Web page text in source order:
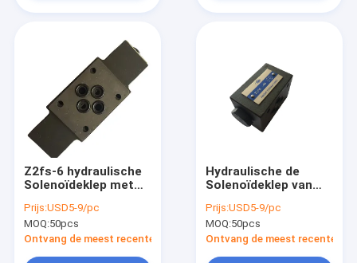
Z2fs-6 hydraulische
Solenoïdeklep met
Hydraulische
Stapelkleppen
Prijs:USD5-9/pc
MOQ:50pcs
Ontvang de meest recente Prijs
Hydraulische de
Solenoïdeklep van
Eenheid van het
Hydraulische
Machtspak
Prijs:USD5-9/pc
MOQ:50pcs
Ontvang de meest recente